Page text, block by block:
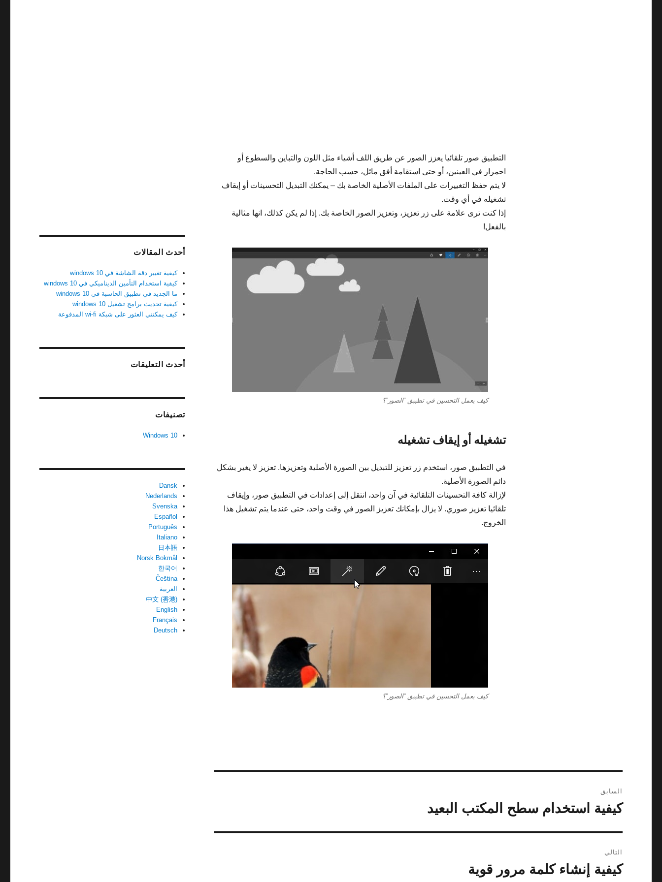
التطبيق صور تلقائيا يعزز الصور عن طريق اللف أشياء مثل اللون والتباين والسطوع أو
احمرار في العينين، أو حتى استقامة أفق مائل، حسب الحاجة.
لا يتم حفظ التغييرات على الملفات الأصلية الخاصة بك – يمكنك التبديل التحسينات أو إيقاف
تشغيله في أي وقت.
إذا كنت ترى علامة على زر تعزيز، وتعزيز الصور الخاصة بك. إذا لم يكن كذلك، انها مثالية
بالفعل!
‏‫كيف يعمل التحسين في تطبيق “الصور”؟
تشغيله أو إيقاف تشغيله
في التطبيق صور، استخدم زر تعزيز للتبديل بين الصورة الأصلية وتعزيزها. تعزيز لا يغير بشكل
دائم الصورة الأصلية.
لإزالة كافة التحسينات التلقائية في آن واحد، انتقل إلى إعدادات في التطبيق صور، وإيقاف
تلقائيا تعزيز صوري. لا يزال بإمكانك تعزيز الصور في وقت واحد، حتى عندما يتم تشغيل هذا
الخروج.
‏‫كيف يعمل التحسين في تطبيق “الصور”؟
المقالات
السابق
المقالة
كيفية استخدام سطح المكتب البعيد
التالي
المقالة
كيفية إنشاء كلمة مرور قوية
أحدث المقالات
كيفية تغيير دقة الشاشة في windows 10
كيفية استخدام التأمين الديناميكي في windows 10
ما الجديد في تطبيق الحاسبة في windows 10
كيفية تحديث برامج تشغيل windows 10
كيف يمكنني العثور على شبكة wi-fi المدفوعة
أحدث التعليقات
تصنيفات
Windows 10
Dansk
Nederlands
Svenska
Español
Português
Italiano
日本語
Norsk Bokmål
한국어
Čeština
العربية
中文 (香港)
English
Français
Deutsch